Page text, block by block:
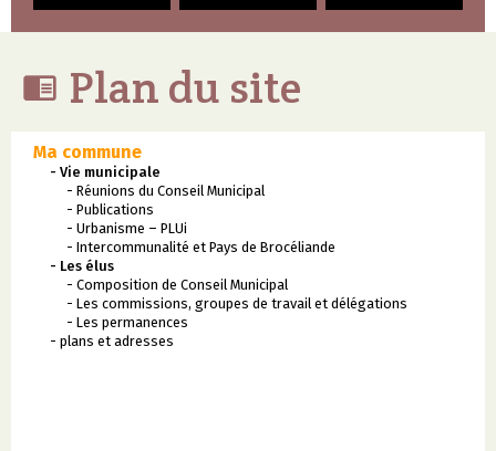
 Plan du site
Ma commune
- Vie municipale
- Réunions du Conseil Municipal
- Publications
- Urbanisme – PLUi
- Intercommunalité et Pays de Brocéliande
- Les élus
- Composition de Conseil Municipal
- Les commissions, groupes de travail et délégations
- Les permanences
- plans et adresses